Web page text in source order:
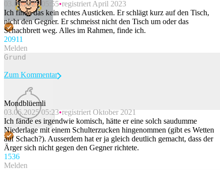
03.06.2025 05:55 registriert April 2023
Ich finde das kein echtes Austicken. Er schlägt kurz auf den Tisch,
nicht den Gegner. Er schmeisst nicht den Tisch um oder das
Schachbrett weg. Alles im Rahmen, finde ich.
20911
Melden
Beitrag melden
Zum Kommentar
Mondblüemli
03.06.2025 05:23 registriert Oktober 2021
Ich fände es irgendwie komisch, hätte er eine solch saudumme
Niederlage mit einem Schulterzucken hingenommen (gibt es Wetten
auf Schach?). Ausserdem hat er ja gleich deutlich gemacht, dass der
Ärger sich nicht gegen den Gegner richtete.
1536
Melden